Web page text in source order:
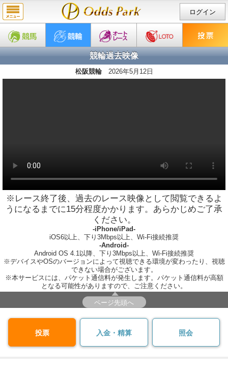
ログイン
競輪過去映像
松阪競輪 2026年5月12日
※レース終了後、過去のレース映像として閲覧できるよ
うになるまでに15分程度かかります。あらかじめご了承
ください。
-iPhone/iPad-
iOS6以上、下り3Mbps以上、Wi-Fi接続推奨
-Android-
Android OS 4.1以降、下り3Mbps以上、Wi-Fi接続推奨
※デバイスやOSのバージョンによって視聴できる環境が変わったり、視聴
できない場合がございます。
※本サービスには、パケット通信料が発生します。パケット通信料が高額
となる可能性がありますので、ご注意ください。
ページ先頭へ
投票 入金・精算 照会